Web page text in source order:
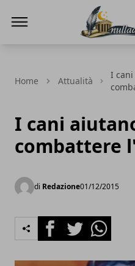
Home Attualità
I
I cani
combattere
di Redazione01/12/2015
FacebookTwitterWhatsapp